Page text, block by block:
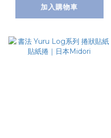
加入購物車